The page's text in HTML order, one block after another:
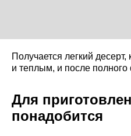
Получается легкий
и теплым, и после полного
Для
понадобится